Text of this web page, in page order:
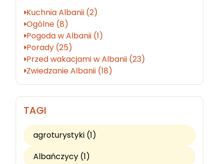
Kuchnia Albanii (2)
Ogólne (8)
Pogoda w Albanii (1)
Porady (25)
Przed wakacjami w Albanii (23)
Zwiedzanie Albanii (18)
TAGI
agroturystyki (1)
Albańczycy (1)